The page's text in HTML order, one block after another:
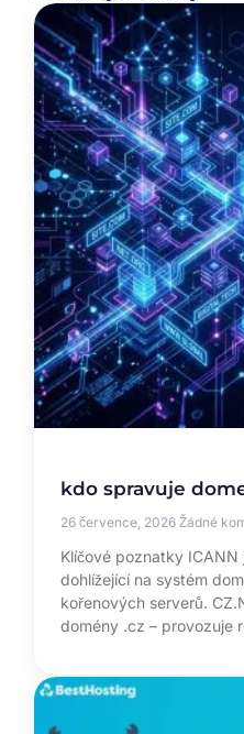
kdo spravuje
26 července, 2026 Žádné
Klíčové poznatky
dohlížející na systém
kořenových serverů.
domény .cz – provozuje